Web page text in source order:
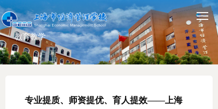
教育教学
专业提质、师资提优、育人提效——上海